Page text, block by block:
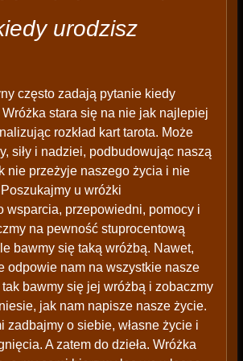
urodzisz
często zadają pytanie kiedy
stara się na nie jak najlepiej
rozkład kart tarota. Może
siły i nadziei, podbudowując naszą
nie przeżyje naszego życia i nie
u wróżki
wsparcia, przepowiedni, pomocy i
na pewność stuprocentową
bawmy się taką wróżbą. Nawet,
odpowie nam na wszystkie nasze
bawmy się jej wróżbą i zobaczmy
jak nam napisze nasze życie.
zadbajmy o siebie, własne życie i
A zatem do dzieła. Wróżka